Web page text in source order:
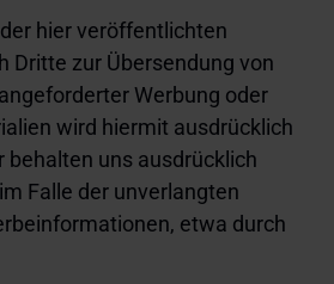
hier veröffentlichten
Dritte zur Übersendung von
Werbung oder
wird hiermit ausdrücklich
behalten uns ausdrücklich
Falle der unverlangten
etwa durch